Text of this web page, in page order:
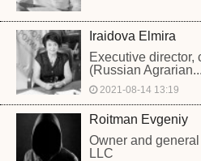
Iraidova Elmira
Executive director,
(Russian Agrarian...
2021-08-14 13:19
Roitman Evgeniy
Owner and
LLC